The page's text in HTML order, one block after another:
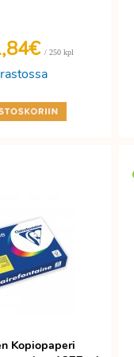
/ 250 kpl
Kopiopaperi